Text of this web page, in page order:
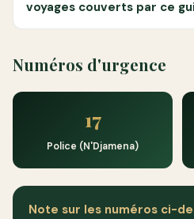
voyages couverts par ce
Numéros d'urgence
17
Police (N'Djamena)
Note sur les numéros ci-